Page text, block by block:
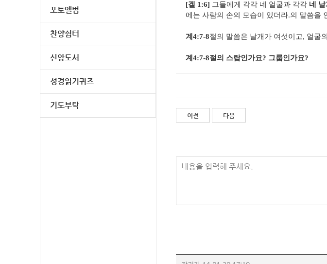
포토앨범
찬양쉼터
신앙도서
성경읽기퀴즈
기도부탁
[겔 1:6] 그들에게 각각 네 얼굴과 각각 네
에는 사람의 손의 모습이 있더라.의 말씀을
계4:7-8절의 말씀은 날개가 여섯이고, 얼굴
계4:7-8절의 스랍인가요? 그룹인가요?
이전 다음
내용을 입력해 주세요.